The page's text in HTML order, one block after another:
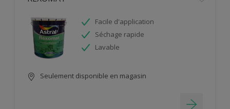
Facile d'application
Séchage rapide
Lavable
Seulement disponible en magasin